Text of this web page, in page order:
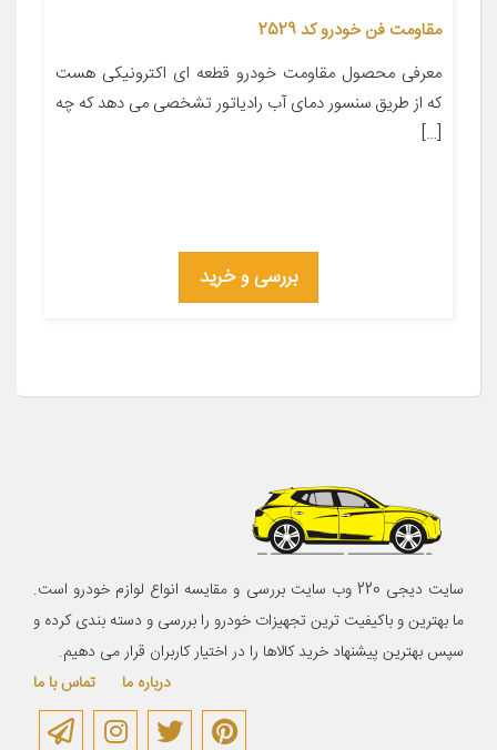
مقاومت فن خودرو کد 2529
معرفی محصول مقاومت خودرو قطعه ای اکترونیکی هست
که از طریق سنسور دمای آب رادیاتور تشخصی می دهد که چه
[…]
بررسی و خرید
سایت دیجی 220 وب سایت بررسی و مقایسه انواع لوازم خودرو است.
ما بهترین و باکیفیت ترین تجهیزات خودرو را بررسی و دسته بندی کرده و
سپس بهترین پیشنهاد خرید کالاها را در اختیار کاربران قرار می دهیم.
درباره ما
تماس با ما